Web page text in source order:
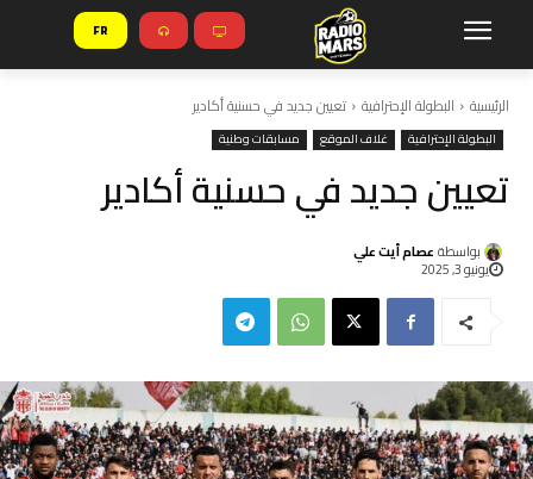
FR
الرئيسية البطولة الإحترافية تعيين جديد في حسنية أكادير
البطولة الإحترافية غلاف الموقع مسابقات وطنية
تعيين جديد في حسنية أكادير
بواسطة عصام أيت علي
يونيو 3, 2025